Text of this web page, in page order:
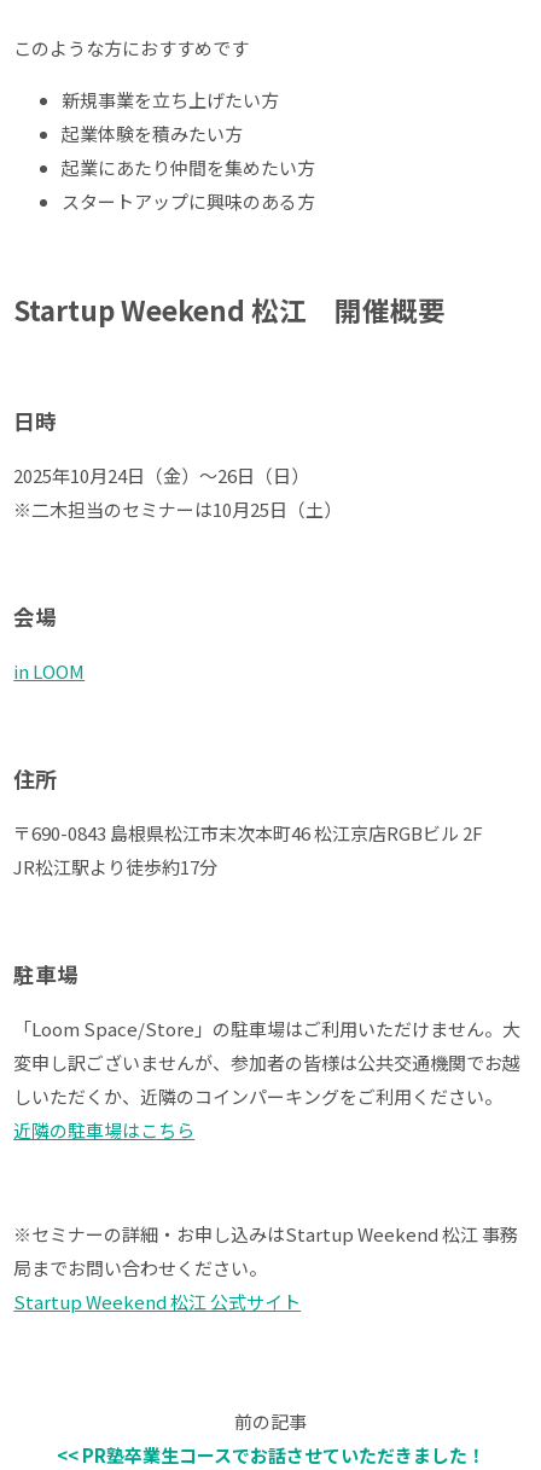
このような方におすすめです
新規事業を立ち上げたい方
起業体験を積みたい方
起業にあたり仲間を集めたい方
スタートアップに興味のある方
Startup Weekend 松江 開催概要
日時
2025年10月24日（金）～26日（日）
※二木担当のセミナーは10月25日（土）
会場
in LOOM
住所
〒690-0843 島根県松江市末次本町46 松江京店RGBビル 2F
JR松江駅より徒歩約17分
駐車場
「Loom Space/Store」の駐車場はご利用いただけません。大
変申し訳ございませんが、参加者の皆様は公共交通機関でお越
しいただくか、近隣のコインパーキングをご利用ください。
近隣の駐車場はこちら
※セミナーの詳細・お申し込みはStartup Weekend 松江 事務
局までお問い合わせください。
Startup Weekend 松江 公式サイト
前の記事
<< PR塾卒業生コースでお話させていただきました！